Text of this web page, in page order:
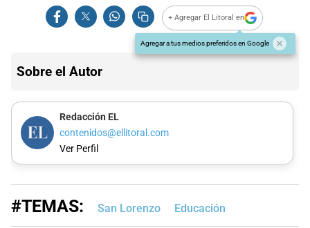
+ Agregar El Litoral en
Agregar a tus medios preferidos en Google
Sobre el Autor
Redacción EL
contenidos@ellitoral.com
Ver Perfil
#TEMAS: San Lorenzo Educación